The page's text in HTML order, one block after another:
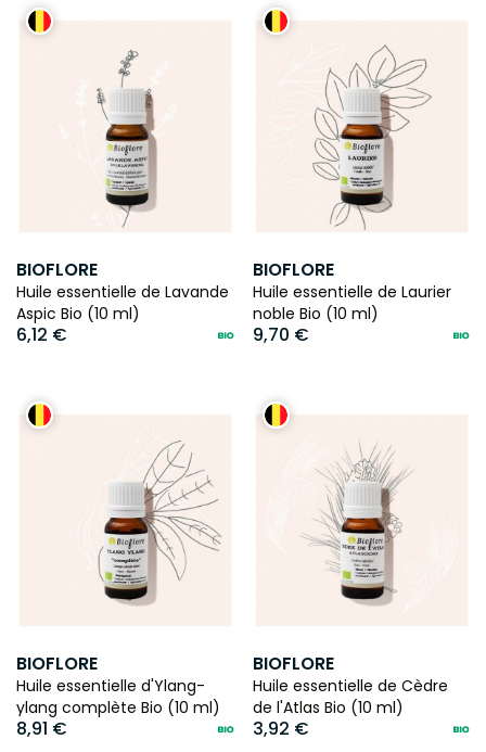
BIOFLORE
Huile essentielle de Lavande
Aspic Bio (10 ml)
6,12 €
BIOFLORE
Huile essentielle de Laurier
noble Bio (10 ml)
9,70 €
BIOFLORE
Huile essentielle d'Ylang-
ylang complète Bio (10 ml)
8,91 €
BIOFLORE
Huile essentielle de Cèdre
de l'Atlas Bio (10 ml)
3,92 €